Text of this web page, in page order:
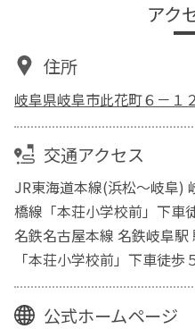
アク
住所
岐阜県岐阜市此花町６－１
交通アクセス
JR東海道本線(浜松～岐阜)
橋線「本荘小学校前」下車
名鉄名古屋本線 名鉄岐阜
「本荘小学校前」下車徒歩
公式ホームページ